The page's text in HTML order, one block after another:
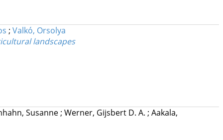
; Valkó, Orsolya
landscapes
Susanne ; Werner, Gijsbert D. A. ; Aakala,